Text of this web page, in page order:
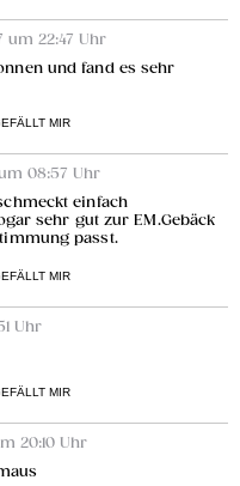
um 22:47 Uhr
und fand es sehr
MIR
08:57 Uhr
einfach
sehr gut zur EM.Gebäck
passt.
MIR
Uhr
MIR
20:10 Uhr